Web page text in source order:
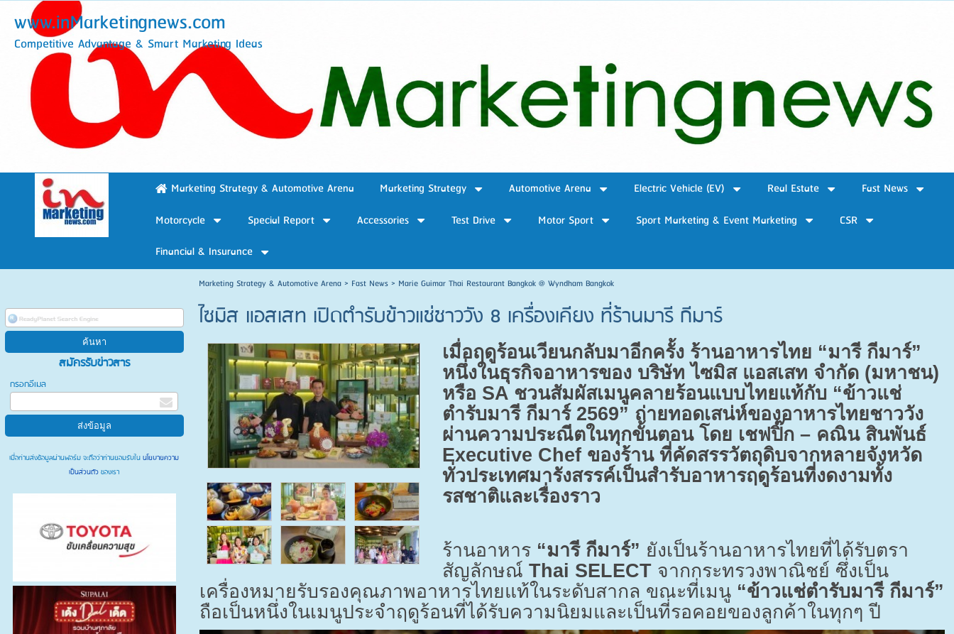
www.inMarketingnews.com
Competitive Advantage & Smart Marketing Ideas
Marketing Strategy & Automotive Arena Marketing Strategy Automotive Arena Electric Vehicle (EV) Real Estate
Fast News
Motorcycle
Special Report Accessories Test Drive Motor Sport Sport Marketing & Event Marketing
CSR
Financial & Insurance
สมัครรับข่าวสาร
กรอกอีเมล
เมื่อท่านส่งข้อมูลผ่านฟอร์ม จะถือว่าท่านยอมรับในนโยบายความ
เป็นส่วนตัวของเรา
Marketing Strategy & Automotive Arena> Fast News> Marie Guimar Thai Restaurant Bangkok @ Wyndham Bangkok
ไซมิส แอสเสท เปิดตำรับข้าวแช่ชาววัง 8 เครื่องเคียง ที่ร้านมารี กีมาร์
เมื่อฤดูร้อนเวียนกลับมาอีกครั้ง ร้านอาหารไทย “มารี กีมาร์”
หนึ่งในธุรกิจอาหารของ บริษัท ไซมิส แอสเสท จำกัด (มหาชน)
หรือ SA ชวนสัมผัสเมนูคลายร้อนแบบไทยแท้กับ “ข้าวแช่
ตำรับมารี กีมาร์ 2569” ถ่ายทอดเสน่ห์ของอาหารไทยชาววัง
ผ่านความประณีตในทุกขั้นตอน โดย เชฟปิ๊ก – คณิน สินพันธ์
Executive Chef ของร้าน ที่คัดสรรวัตถุดิบจากหลายจังหวัด
ทั่วประเทศมารังสรรค์เป็นสำรับอาหารฤดูร้อนที่งดงามทั้ง
รสชาติและเรื่องราว
ร้านอาหาร “มารี กีมาร์” ยังเป็นร้านอาหารไทยที่ได้รับตรา
สัญลักษณ์ Thai SELECT จากกระทรวงพาณิชย์ ซึ่งเป็น
เครื่องหมายรับรองคุณภาพอาหารไทยแท้ในระดับสากล ขณะที่เมนู “ข้าวแช่ตำรับมารี กีมาร์”
ถือเป็นหนึ่งในเมนูประจำฤดูร้อนที่ได้รับความนิยมและเป็นที่รอคอยของลูกค้าในทุกๆ ปี